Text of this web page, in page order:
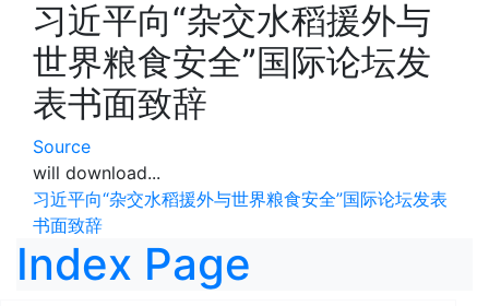
习近平向“杂交水稻援外与
世界粮食安全”国际论坛发
表书面致辞
Source
will download...
习近平向“杂交水稻援外与世界粮食安全”国际论坛发表
书面致辞
Index Page